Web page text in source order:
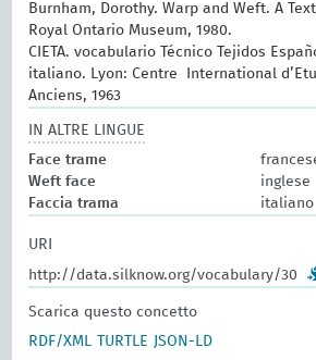
Burnham, Dorothy. Warp and Weft. A
Royal Ontario Museum, 1980.
CIETA. vocabulario Técnico Tejidos
italiano. Lyon: Centre International
Anciens, 1963
IN ALTRE LINGUE
Face trame
Weft face
inglese
Faccia trama
italiano
URI
http://data.silknow.org/vocabulary/30
Scarica questo concetto
RDF/XML
TURTLE JSON-LD